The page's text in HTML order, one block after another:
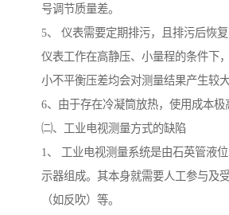
号调节质量差。
5、 仪表需要定期排污，且排污后恢
仪表工作在高静压、小量程的条件下
小不平衡压差均会对测量结果产生较大
6、由于存在冷凝筒放热，使用成本极
㈡、工业电视测量方式的缺陷
1、 工业电视测量系统是由石英管液
示器组成。其本身就需要人工参与及
（如反吹）等。